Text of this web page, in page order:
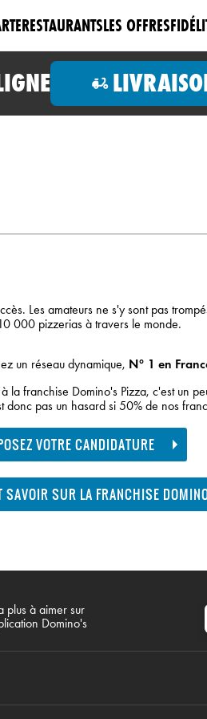
RESTAURANTSLES OFFRES
Les amateurs ne s'y sont pas
000 pizzerias à travers le monde.
un réseau dynamique, N° 1 en
la franchise Domino's Pizza, c'est un
donc pas un hasard si 50% de nos
VOTRE CANDIDATURE
SAVOIR SUR LA FRANCHISE
plus à aimer sur
Domino's